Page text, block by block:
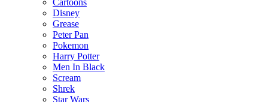
Cartoons
Disney
Grease
Peter Pan
Pokemon
Harry Potter
Men In Black
Scream
Shrek
Star Wars